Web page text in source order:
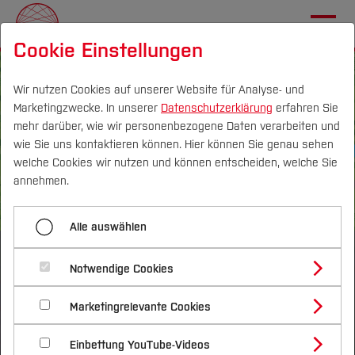
Über
Transferprojekte
Nachhaltigkeitsallianz
MachBar
THALESRUHR
Zwölf Transferprojekte, die unsere Umwelt
verändern
Cookie Einstellungen
Wir nutzen Cookies auf unserer Website für Analyse- und
Marketingzwecke. In unserer Datenschutzerklärung erfahren Sie
mehr darüber, wie wir personenbezogene Daten verarbeiten und
wie Sie uns kontaktieren können. Hier können Sie genau sehen
welche Cookies wir nutzen und können entscheiden, welche Sie
annehmen.
Alle auswählen
Notwendige Cookies
Marketingrelevante Cookies
Einbettung YouTube-Videos